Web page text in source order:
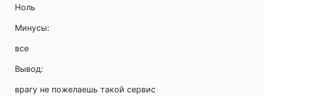
Ноль
Минусы:
все
Вывод:
врагу не пожелаешь такой сервис